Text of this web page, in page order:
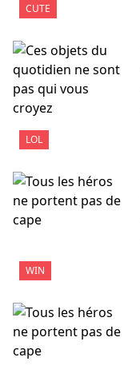
CUTE
LOL
WIN